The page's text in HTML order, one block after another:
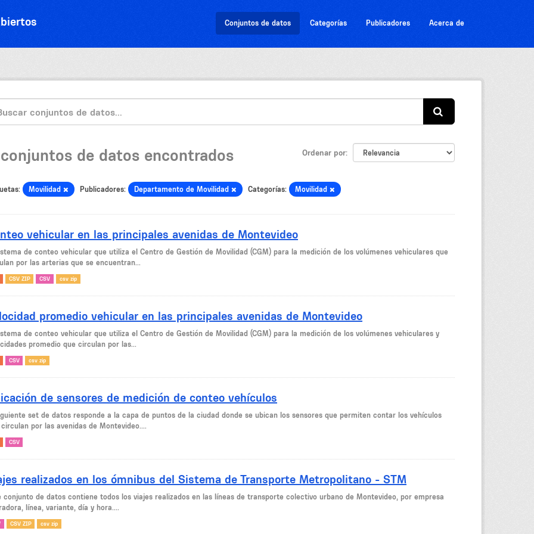
Conjuntos de datos Categorías Publicadores Acerca de
Ordenar por
de datos encontrados
Movilidad Publicadores: Departamento de Movilidad Categorías: Movilidad
vehicular en las principales avenidas de Montevideo
de conteo vehicular que utiliza el Centro de Gestión de Movilidad (CGM) para la medición de los volúmenes vehiculares que
por las arterias que se encuentran...
CSV ZIP CSV csv zip
promedio vehicular en las principales avenidas de Montevideo
de conteo vehicular que utiliza el Centro de Gestión de Movilidad (CGM) para la medición de los volúmenes vehiculares y
promedio que circulan por las...
CSV csv zip
de sensores de medición de conteo vehículos
set de datos responde a la capa de puntos de la ciudad donde se ubican los sensores que permiten contar los vehículos
por las avenidas de Montevideo....
CSV
realizados en los ómnibus del Sistema de Transporte Metropolitano - STM
conjunto de datos contiene todos los viajes realizados en las líneas de transporte colectivo urbano de Montevideo, por empresa
línea, variante, día y hora....
CSV ZIP csv zip